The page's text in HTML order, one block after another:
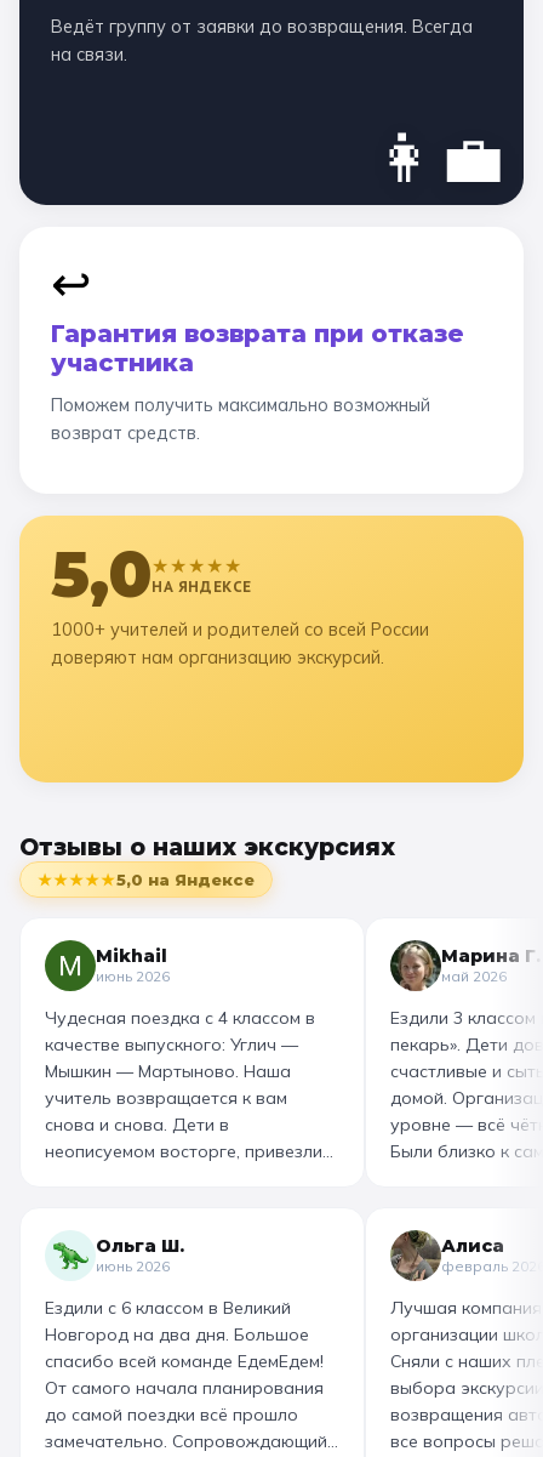
Ведёт группу от заявки до возвращения. Всегда
на связи.
👩‍💼
↩️
Гарантия возврата при отказе
участника
Поможем получить максимально возможный
возврат средств.
5,0★★★★★
НА ЯНДЕКСЕ
1000+ учителей и родителей со всей России
доверяют нам организацию экскурсий.
Отзывы о наших экскурсиях
★★★★★5,0 на Яндексе
Mikhail
июнь 2026
Чудесная поездка с 4 классом в
качестве выпускного: Углич —
Мышкин — Мартыново. Наша
учитель возвращается к вам
снова и снова. Дети в
неописуемом восторге, привезли
маршрут для себя, настолько
интересно и насыщенно было.
Огромная благодарность
организатору! Вы лучшие: от
выбора супер-маршрута, питания,
гостиницы, тайминга, до
интересного экскурсовода и
приятного водителя. Всё на
высшем уровне 👌
Марина Г.
май 2026
Ездили 3 классом
пекарь». Дети
счастливые и
домой.
уровне — всё
Были близко к
гигантский
изготовили
слоёного теста,
со скоморохом,
загадками. В
горячие
производстве
вкусный и
Ольга Ш.
июнь 2026
Ездили с 6 классом в Великий
Новгород на два дня. Большое
спасибо всей команде ЕдемЕдем!
От самого начала планирования
до самой поездки всё прошло
замечательно. Сопровождающий
Алиса
февраль
Лучшая
организации
Сняли с наших
выбора
возвращения
все вопросы